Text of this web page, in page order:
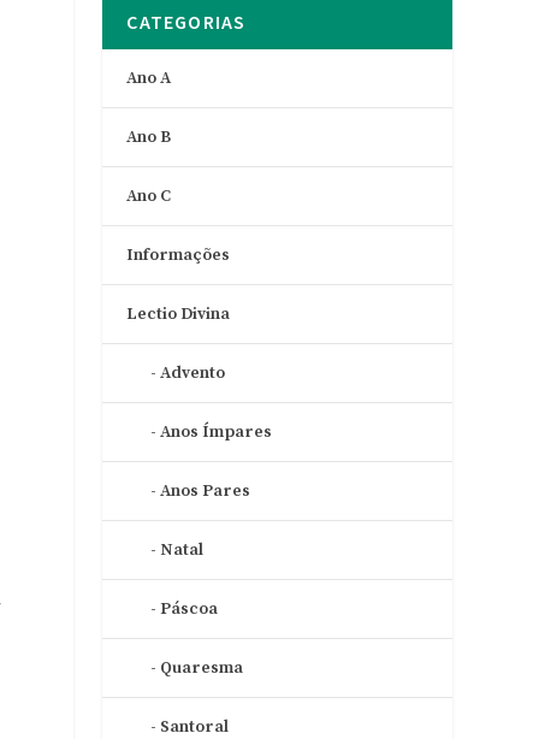
CATEGORIAS
Ano A
Ano B
Ano C
Informações
Lectio Divina
Advento
Anos Ímpares
Anos Pares
Natal
Páscoa
Quaresma
Santoral